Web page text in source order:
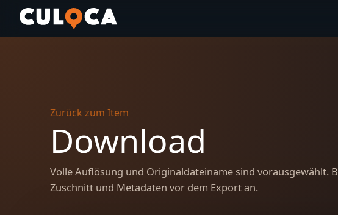
Zurück zum Item
Download
Volle Auflösung und Originaldateiname sind vorausgewählt.
Zuschnitt und Metadaten vor dem Export an.